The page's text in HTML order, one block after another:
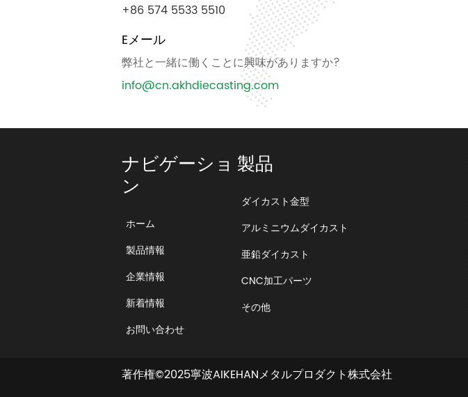
+86 574 5533 5510
Eメール
弊社と一緒に働くことに興味がありますか?
info@cn.akhdiecasting.com
ナビゲーショ
ン
ホーム
製品情報
企業情報
新着情報
お問い合わせ
製品
ダイカスト金型
アルミニウムダイカスト
亜鉛ダイカスト
CNC加工パーツ
その他
著作権©2025寧波AIKEHANメタルプロダクト株式会社